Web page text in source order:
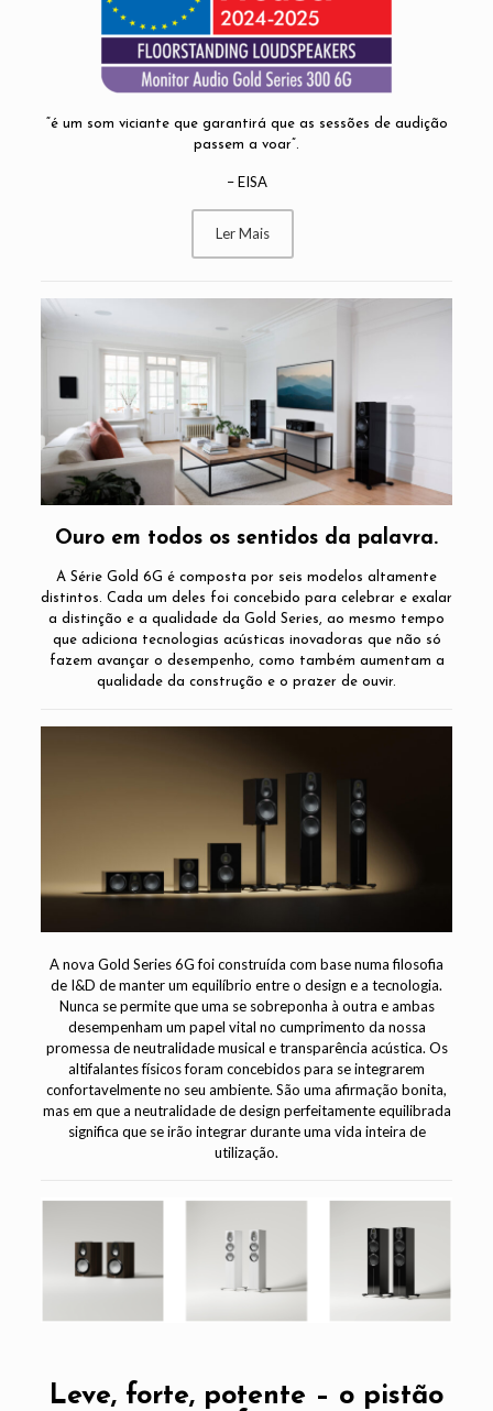
“é um som viciante que garantirá que as sessões de audição
passem a voar”.
– EISA
Ler Mais
Ouro em todos os sentidos da palavra.
A Série Gold 6G é composta por seis modelos altamente
distintos. Cada um deles foi concebido para celebrar e exalar
a distinção e a qualidade da Gold Series, ao mesmo tempo
que adiciona tecnologias acústicas inovadoras que não só
fazem avançar o desempenho, como também aumentam a
qualidade da construção e o prazer de ouvir.
A nova Gold Series 6G foi construída com base numa filosofia
de I&D de manter um equilíbrio entre o design e a tecnologia.
Nunca se permite que uma se sobreponha à outra e ambas
desempenham um papel vital no cumprimento da nossa
promessa de neutralidade musical e transparência acústica. Os
altifalantes físicos foram concebidos para se integrarem
confortavelmente no seu ambiente. São uma afirmação bonita,
mas em que a neutralidade de design perfeitamente equilibrada
significa que se irão integrar durante uma vida inteira de
utilização.
Leve, forte, potente – o pistão